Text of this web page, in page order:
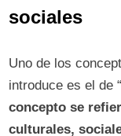
sociales
Uno de los
introduce es el de
concepto se
culturales,